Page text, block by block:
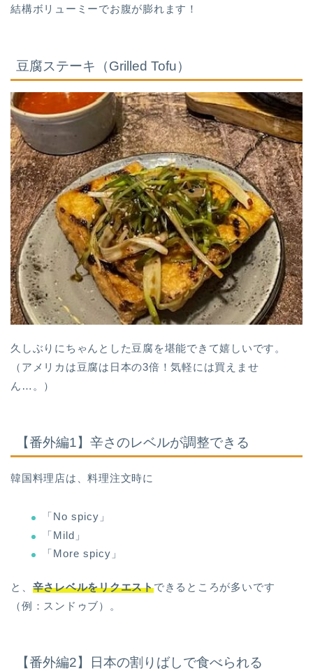
結構ボリューミーでお腹が膨れます！
豆腐ステーキ（Grilled Tofu）
久しぶりにちゃんとした豆腐を堪能できて嬉しいです。
（アメリカは豆腐は日本の3倍！気軽には買えませ
ん…。）
【番外編1】辛さのレベルが調整できる
韓国料理店は、料理注文時に
「No spicy」
「Mild」
「More spicy」
と、 辛さレベルをリクエストできるところが多いです
（例：スンドゥブ）。
【番外編2】日本の割りばしで食べられる